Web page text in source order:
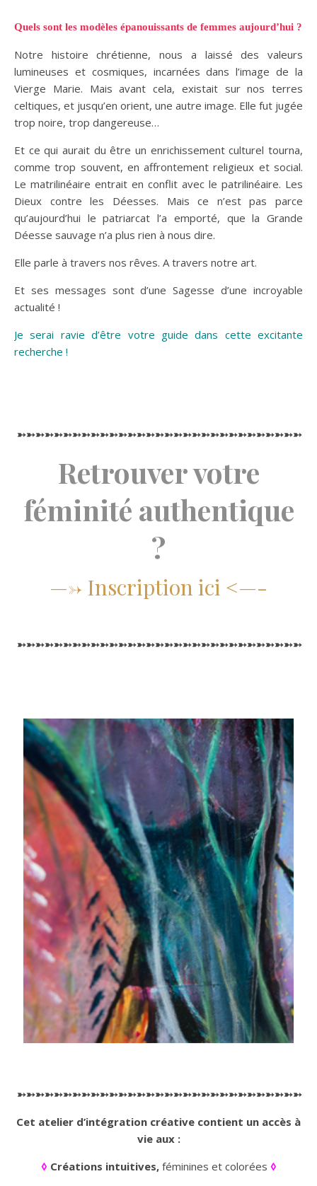
Quels sont les modèles épanouissants de femmes aujourd’hui ?
Notre histoire chrétienne, nous a laissé des valeurs
lumineuses et cosmiques, incarnées dans l’image de la
Vierge Marie. Mais avant cela, existait sur nos terres
celtiques, et jusqu’en orient, une autre image. Elle fut jugée
trop noire, trop dangereuse…
Et ce qui aurait du être un enrichissement culturel tourna,
comme trop souvent, en affrontement religieux et social.
Le matrilinéaire entrait en conflit avec le patrilinéaire. Les
Dieux contre les Déesses. Mais ce n’est pas parce
qu’aujourd’hui le patriarcat l’a emporté, que la Grande
Déesse sauvage n’a plus rien à nous dire.
Elle parle à travers nos rêves. A travers notre art.
Et ses messages sont d’une Sagesse d’une incroyable
actualité !
Je serai ravie d’être votre guide dans cette excitante
recherche !
Retrouver votre
féminité authentique
?
—-> Inscription ici <—-
Cet atelier d’intégration créative contient un accès à
vie aux :
◊ Créations intuitives, féminines et colorées ◊